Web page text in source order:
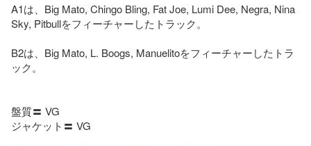
A1は、Big Mato, Chingo Bling, Fat Joe, Lumi Dee, Negra, Nina
Sky, Pitbullをフィーチャーしたトラック。
B2は、Big Mato, L. Boogs, Manuelitoをフィーチャーしたトラ
ック。
盤質〓 VG
ジャケット〓 VG